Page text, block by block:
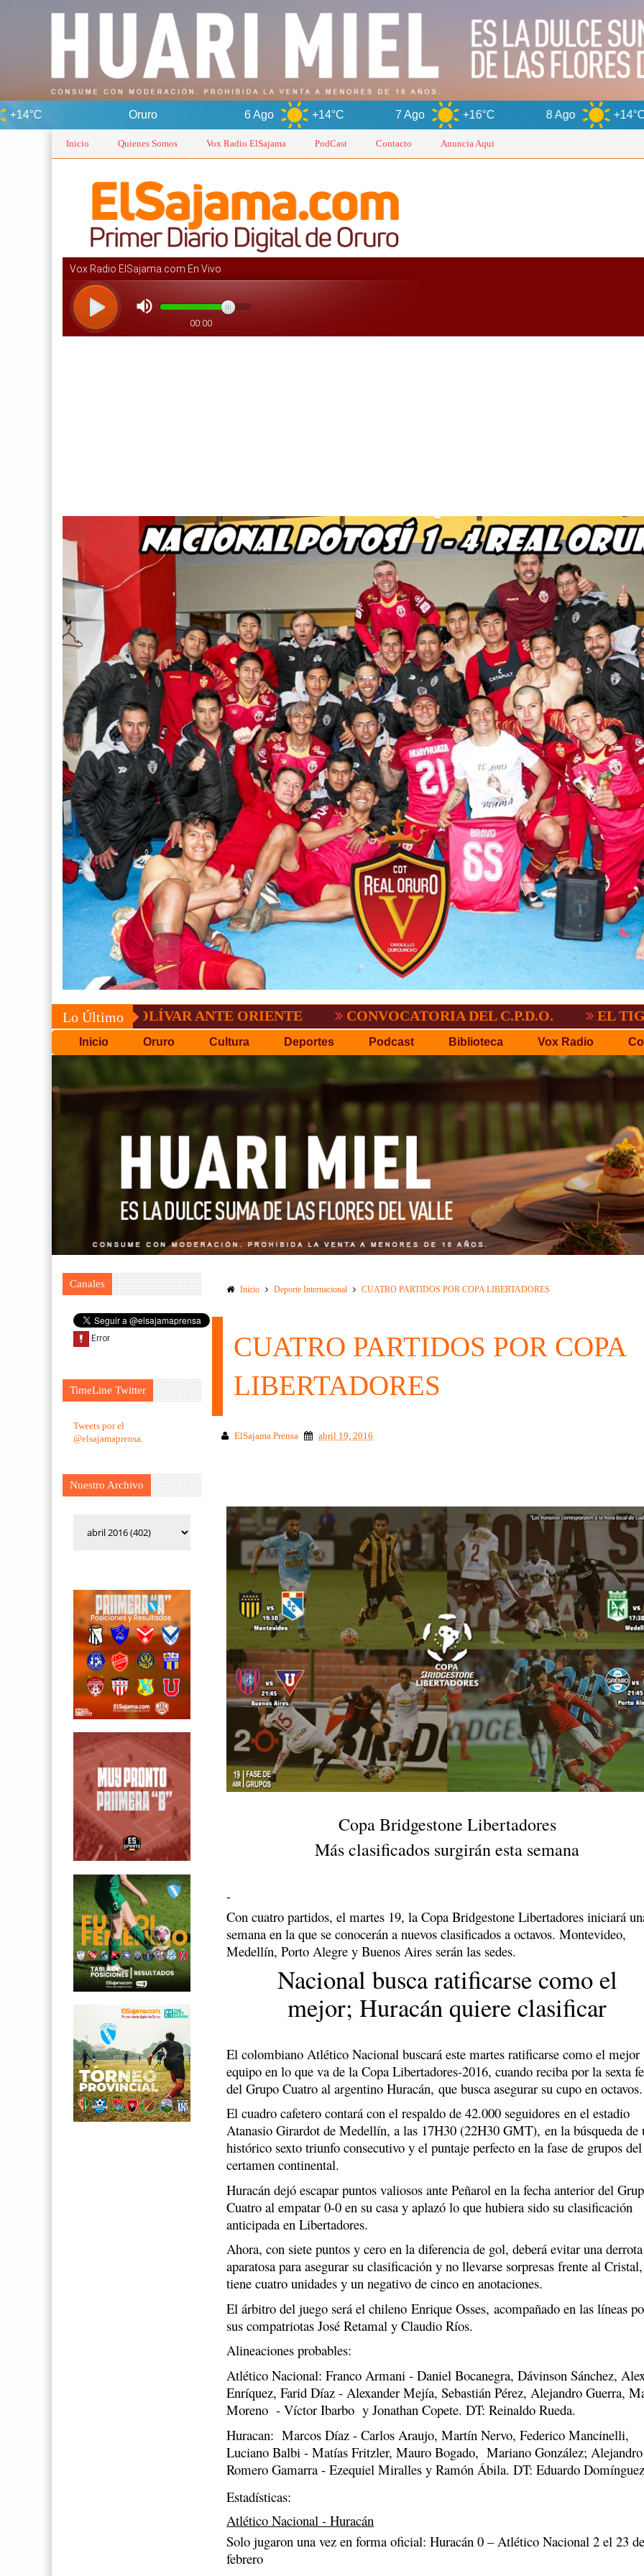
Oruro 6 Ago 7 Ago 8 Ago 9 Ago
Inicio Quienes Somos Vox Radio ElSajama PodCast Contacto Anuncia Aqui
Lo Último
DE BOLÍVAR ANTE ORIENTE CONVOCATORIA DEL C.P.D.O. EL TIGRE NO
Inicio Oruro Cultura Deportes Podcast Biblioteca Vox Radio
Canales
TimeLine Twitter
Tweets por el
@elsajamaprensa.
Nuestro Archivo
Inicio Deporte Internacional CUATRO PARTIDOS POR COPA LIBERTADORES
CUATRO PARTIDOS POR COPA
LIBERTADORES
ElSajama Prensa abril 19, 2016
Copa Bridgestone Libertadores
Más clasificados surgirán esta semana
-
Con cuatro partidos, el martes 19, la Copa Bridgestone Libertadores iniciará
semana en la que se conocerán a nuevos clasificados a octavos. Montevideo,
Medellín, Porto Alegre y Buenos Aires serán las sedes.
Nacional busca ratificarse como el
mejor; Huracán quiere clasificar
El colombiano Atlético Nacional buscará este martes ratificarse como el mejor
equipo en lo que va de la Copa Libertadores-2016, cuando reciba por la sexta
del Grupo Cuatro al argentino Huracán, que busca asegurar su cupo en octavos.
El cuadro cafetero contará con el respaldo de 42.000 seguidores en el estadio
Atanasio Girardot de Medellín, a las 17H30 (22H30 GMT), en la búsqueda de
histórico sexto triunfo consecutivo y el puntaje perfecto en la fase de grupos del
certamen continental.
Huracán dejó escapar puntos valiosos ante Peñarol en la fecha anterior del
Cuatro al empatar 0-0 en su casa y aplazó lo que hubiera sido su clasificación
anticipada en Libertadores.
Ahora, con siete puntos y cero en la diferencia de gol, deberá evitar una derrota
aparatosa para asegurar su clasificación y no llevarse sorpresas frente al
tiene cuatro unidades y un negativo de cinco en anotaciones.
El árbitro del juego será el chileno Enrique Osses, acompañado en las líneas
sus compatriotas José Retamal y Claudio Ríos.
Alineaciones probables:
Atlético Nacional: Franco Armani - Daniel Bocanegra, Dávinson Sánchez,
Enríquez, Farid Díaz - Alexander Mejía, Sebastián Pérez, Alejandro Guerra,
Moreno - Víctor Ibarbo y Jonathan Copete. DT: Reinaldo Rueda.
Huracan: Marcos Díaz - Carlos Araujo, Martín Nervo, Federico Mancinelli,
Luciano Balbi - Matías Fritzler, Mauro Bogado, Mariano González; Alejandro
Romero Gamarra - Ezequiel Miralles y Ramón Ábila. DT: Eduardo
Estadísticas:
Atlético Nacional - Huracán
Solo jugaron una vez en forma oficial: Huracán 0 – Atlético Nacional 2 el 23
febrero